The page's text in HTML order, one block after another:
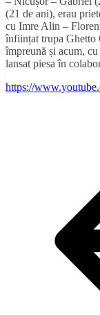
(21 de ani), erau
cu Imre Alin –
înființat trupa Ghetto
împreună și acum,
lansat piesa în
https://